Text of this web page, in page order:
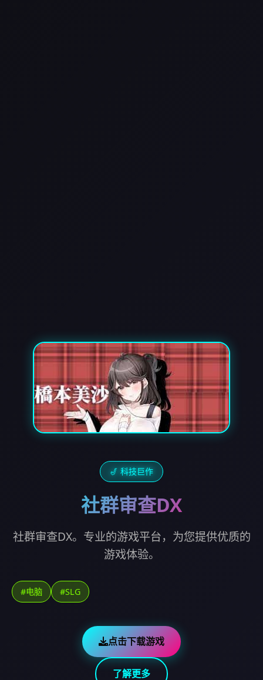
🎷 科技巨作
社群审查DX
社群审查DX。专业的游戏平台，为您提供优质的
游戏体验。
#电脑 #SLG
点击下载游戏
了解更多